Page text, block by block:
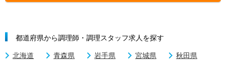
都道府県から調理師・調理スタッフ求人を探す
北海道 青森県 岩手県 宮城県
秋田県